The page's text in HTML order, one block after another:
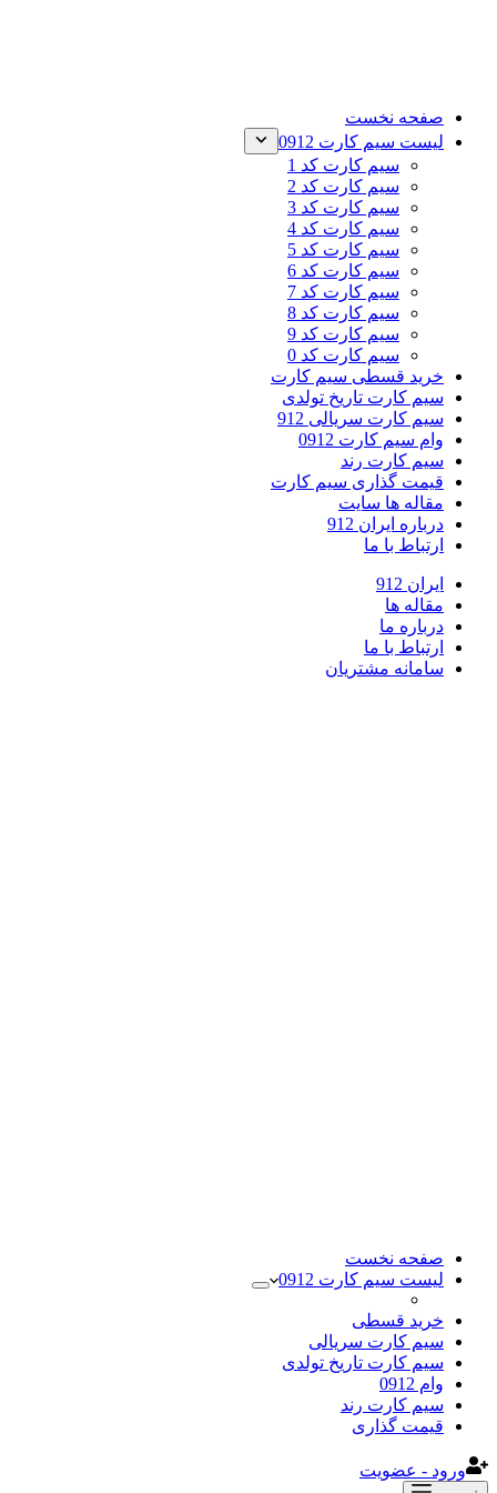
صفحه نخست
لیست سیم کارت 0912
سیم کارت کد 1
سیم کارت کد 2
سیم کارت کد 3
سیم کارت کد 4
سیم کارت کد 5
سیم کارت کد 6
سیم کارت کد 7
سیم کارت کد 8
سیم کارت کد 9
سیم کارت کد 0
خرید قسطی سیم کارت
سیم کارت تاریخ تولدی
سیم کارت سریالی 912
وام سیم کارت 0912
سیم کارت رند
قیمت گذاری سیم کارت
مقاله ها سایت
درباره ایران 912
ارتباط با ما
ایران 912
مقاله ها
درباره ما
ارتباط با ما
سامانه مشتریان
صفحه نخست
لیست سیم کارت 0912
خرید قسطی
سیم کارت سریالی
سیم کارت تاریخ تولدی
وام 0912
سیم کارت رند
قیمت گذاری
ورود - عضویت